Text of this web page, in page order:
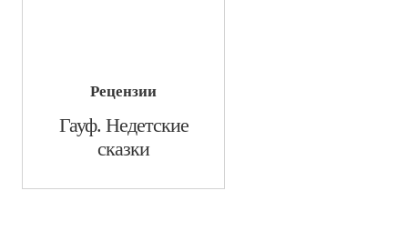
Рецензии
Гауф. Недетские
сказки